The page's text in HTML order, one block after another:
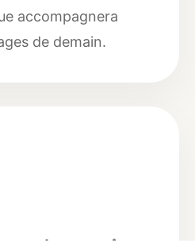
accompagnera
de demain.